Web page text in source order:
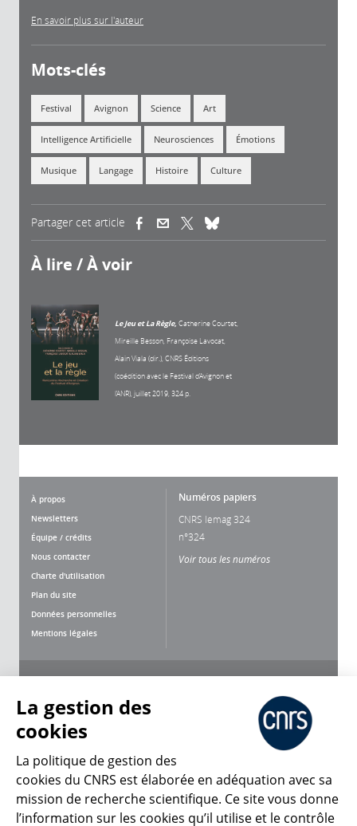
En savoir plus sur l'auteur
Mots-clés
Festival Avignon Science Art
Intelligence Artificielle Neurosciences Émotions
Musique Langage Histoire Culture
Partager cet article (link is external)(link is external)
À lire / À voir
Le Jeu et La Règle, Catherine Courtet,
Mireille Besson, Françoise Lavocat,
Alain Viala (dir.), CNRS Éditions
(coédition avec le Festival d’Avignon et
l’ANR), juillet 2019, 324 p.
À propos
Newsletters
Équipe / crédits
Nous contacter
Charte d'utilisation
Plan du site
Données personnelles
Mentions légales
Numéros papiers
CNRS lemag 324
n°324
Voir tous les numéros
Nous suivre Partager
CNRS Le Mag
La gestion des
cookies
La politique de gestion des
cookies du CNRS est élaborée en adéquation avec sa
mission de recherche scientifique. Ce site vous donne
l’information sur les cookies qu’il utilise et le contrôle